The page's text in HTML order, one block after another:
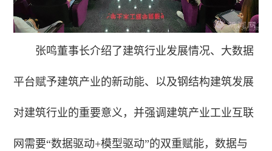
张鸣董事长介绍了建筑行业发展情况、大数据
平台赋予建筑产业的新动能、以及钢结构建筑发展
对建筑行业的重要意义，并强调建筑产业工业互联
网需要“数据驱动+模型驱动”的双重赋能，数据与